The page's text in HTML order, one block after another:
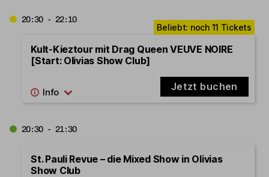
20:30 - 22:10
Kult-Kieztour mit Drag Queen VEUVE NOIRE
[Start: Olivias Show Club]
Jetzt buchen
20:30 - 21:30
St. Pauli Revue – die Mixed Show in Olivias
Show Club